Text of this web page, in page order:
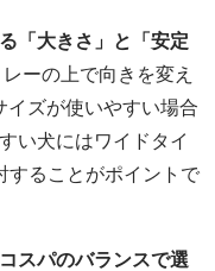
「大きさ」と「安定
ーの上で向きを変え
イズが使いやすい場合
い犬にはワイドタイ
することがポイントで
スパのバランスで選